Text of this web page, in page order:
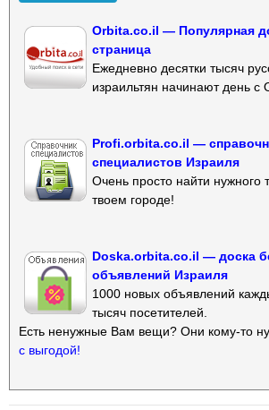
Orbita.co.il — Популярная
страница
Ежедневно десятки тысяч
израильтян начинают день с
Profi.orbita.co.il —
специалистов Израиля
Очень просто найти нужного
твоем городе!
Doska.orbita.co.il — доска
объявлений Израиля
1000 новых объявлений
тысяч посетителей.
Есть ненужные Вам вещи? Они кому-то
с выгодой!